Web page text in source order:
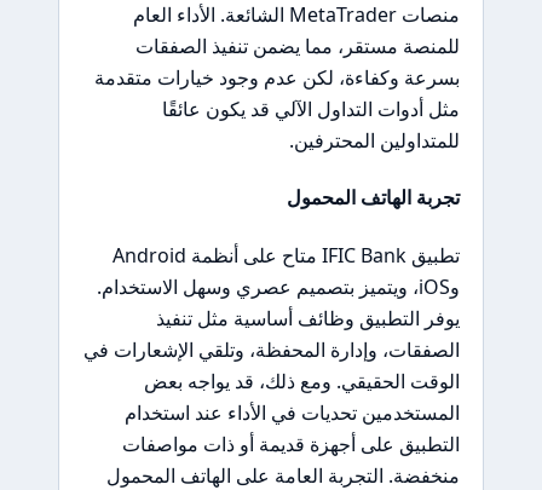
منصات MetaTrader الشائعة. الأداء العام
للمنصة مستقر، مما يضمن تنفيذ الصفقات
بسرعة وكفاءة، لكن عدم وجود خيارات متقدمة
مثل أدوات التداول الآلي قد يكون عائقًا
للمتداولين المحترفين.
تجربة الهاتف المحمول
تطبيق IFIC Bank متاح على أنظمة Android
وiOS، ويتميز بتصميم عصري وسهل الاستخدام.
يوفر التطبيق وظائف أساسية مثل تنفيذ
الصفقات، وإدارة المحفظة، وتلقي الإشعارات في
الوقت الحقيقي. ومع ذلك، قد يواجه بعض
المستخدمين تحديات في الأداء عند استخدام
التطبيق على أجهزة قديمة أو ذات مواصفات
منخفضة. التجربة العامة على الهاتف المحمول